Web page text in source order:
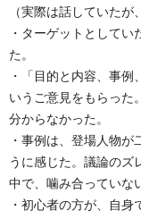
（実際は話していた
・ターゲットとして
た。
・「目的と内容、事
いうご意見をもらった
分からなかった。
・事例は、登場人物
うに感じた。 議論のズ
中で、噛み合っていな
・初心者の方が、自